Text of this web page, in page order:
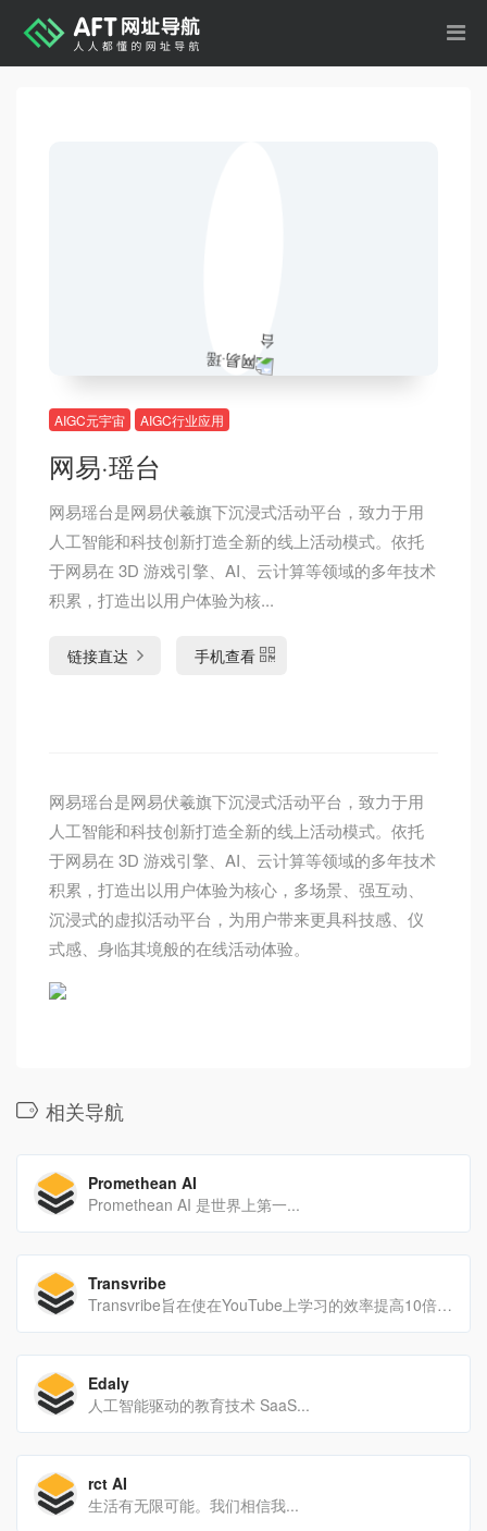
AIGC元宇宙 AIGC行业应用
网易·瑶台
网易瑶台是网易伏羲旗下沉浸式活动平台，致力于用
人工智能和科技创新打造全新的线上活动模式。依托
于网易在 3D 游戏引擎、AI、云计算等领域的多年技术
积累，打造出以用户体验为核...
链接直达 手机查看
网易瑶台是网易伏羲旗下沉浸式活动平台，致力于用
人工智能和科技创新打造全新的线上活动模式。依托
于网易在 3D 游戏引擎、AI、云计算等领域的多年技术
积累，打造出以用户体验为核心，多场景、强互动、
沉浸式的虚拟活动平台，为用户带来更具科技感、仪
式感、身临其境般的在线活动体验。
相关导航
Promethean AI
Promethean AI 是世界上第一...
Transvribe
Transvribe旨在使在YouTube上学习的效率提高10倍。它使用人工智能嵌入使用户能够搜索任何视频，还允许用户粘贴YouTube URL来提出他们的第一个问题。
Edaly
人工智能驱动的教育技术 SaaS...
rct AI
生活有无限可能。我们相信我...